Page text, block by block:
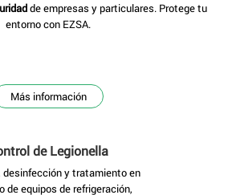
de empresas y particulares. Protege tu
entorno con EZSA.
Más información
de Legionella
desinfección y tratamiento en
de equipos de refrigeración,